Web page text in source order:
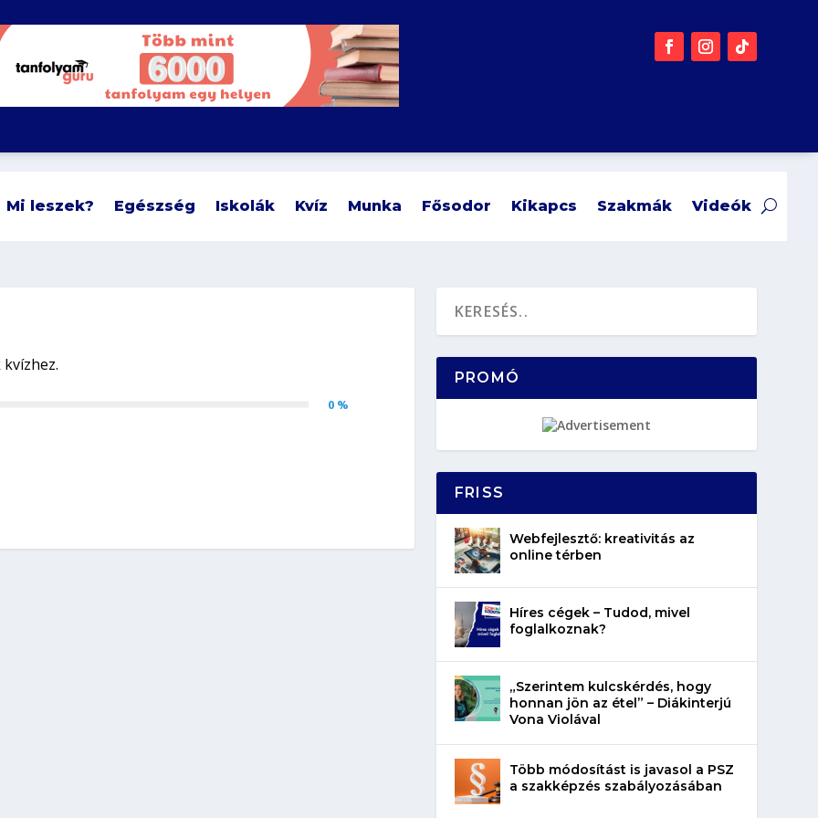
Mi leszek? Egészség Iskolák Kvíz Munka Fősodor Kikapcs Szakmák Videók
0 %
PROMÓ
FRISS
Webfejlesztő: kreativitás az
online térben
Híres cégek – Tudod, mivel
foglalkoznak?
„Szerintem kulcskérdés, hogy
honnan jön az étel” – Diákinterjú
Vona Violával
Több módosítást is javasol a PSZ
a szakképzés szabályozásában